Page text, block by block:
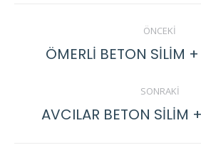
navigation
ÖNCEKI
ÖMERLİ BETON SİLİM
SONRAKI
Next
AVCILAR BETON SİLİM